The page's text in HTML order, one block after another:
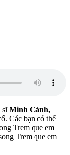
sĩMinh Cảnh,
Các bạn có thể
Trem que em
Trem que em